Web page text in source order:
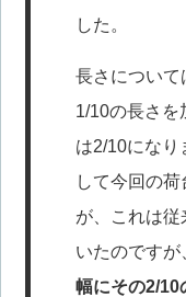
した。
長さについて
1/10の長さを
は2/10になり
して今回の
が、これは従
いたのです
幅にその2/10